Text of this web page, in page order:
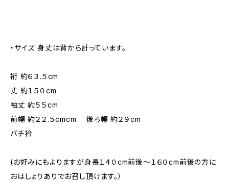
・サイズ 身丈は背から計っています。
裄 約６３.５cm
丈 約１５０cm
袖丈 約５５cm
前幅 約２２.５cmcm 後ろ幅 約２９cm
バチ衿
(お好みにもよりますが身長１４０cm前後～１６０cm前後の方に
おはしょりありでお召し頂けます。）